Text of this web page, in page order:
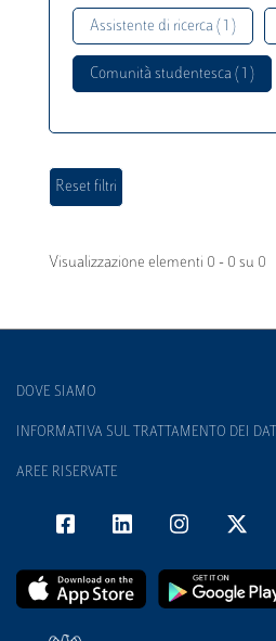
Assistente di ricerca ( 1 )
Comunità studentesca ( 1 )
Visualizzazione elementi 0 - 0 su 0
DOVE SIAMO
INFORMATIVA SUL TRATTAMENTO DEI DATI
AREE RISERVATE